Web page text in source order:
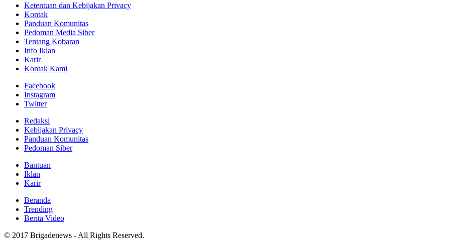
Ketentuan dan Kebijakan Privacy
Kontak
Panduan Komunitas
Pedoman Media Siber
Tentang Kobaran
Info Iklan
Karir
Kontak Kami
Facebook
Instagram
Twitter
Redaksi
Kebijakan Privacy
Panduan Komunitas
Pedoman Siber
Bantuan
Iklan
Karir
Beranda
Trending
Berita Video
© 2017 Brigadenews - All Rights Reserved.